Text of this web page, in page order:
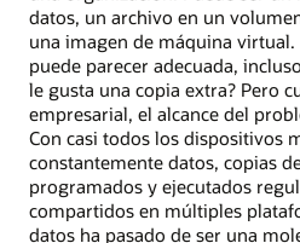
datos, un archivo en un
una imagen de máquina
puede parecer adecuada,
le gusta una copia extra? Pero
empresarial, el alcance del
Con casi todos los dispositivos
constantemente datos, copias
programados y ejecutados
compartidos en múltiples
datos ha pasado de ser una